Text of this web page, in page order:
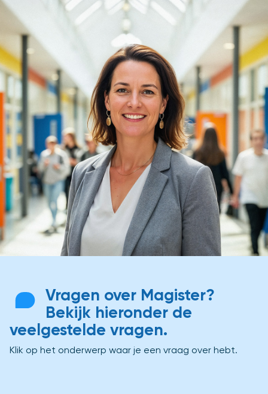
Vragen over Magister?
Bekijk hieronder de
veelgestelde vragen.
Klik op het onderwerp waar je een vraag over hebt.